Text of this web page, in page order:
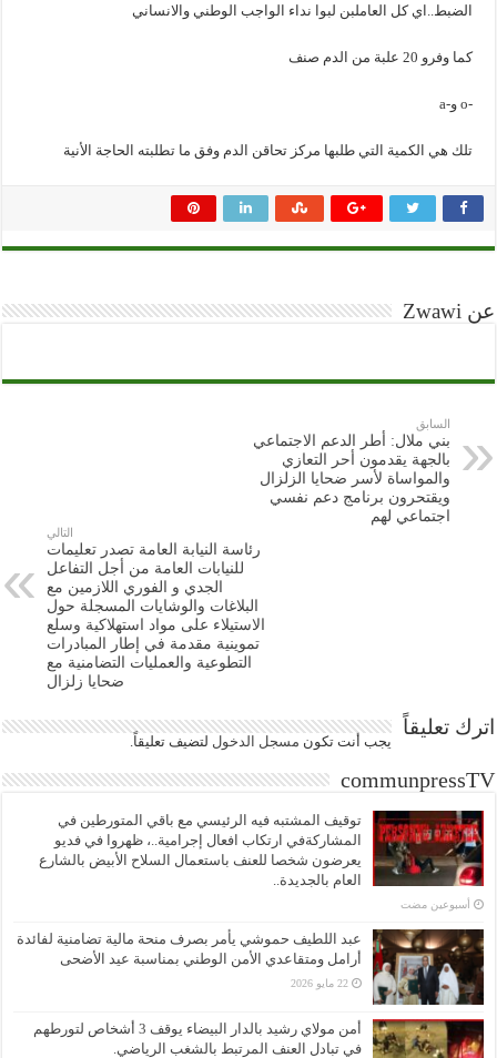
الضبط..اي كل العاملبن لبوا نداء الواجب الوطني والانساني
كما وفرو 20 علبة من الدم صنف
-o و-a
تلك هي الكمية التي طلبها مركز تحاقن الدم وفق ما تطلبته الحاجة الأنية
عن Zwawi
السابق
بني ملال: أطر الدعم الاجتماعي
بالجهة يقدمون أحر التعازي
والمواساة لأسر ضحايا الزلزال
ويقتحرون برنامج دعم نفسي
اجتماعي لهم
التالي
رئاسة النيابة العامة تصدر تعليمات
للنيابات العامة من أجل التفاعل
الجدي و الفوري اللازمين مع
البلاغات والوشايات المسجلة حول
الاستيلاء على مواد استهلاكية وسلع
تموينية مقدمة في إطار المبادرات
التطوعية والعمليات التضامنية مع
ضحايا زلزال
اترك تعليقاً
يجب أنت تكون مسجل الدخول لتضيف تعليقاً.
communpressTV
توقيف المشتبه فيه الرئيسي مع باقي المتورطين في
المشاركةفي ارتكاب افعال إجرامية..، ظهروا في فديو
يعرضون شخصا للعنف باستعمال السلاح الأبيض بالشارع
العام بالجديدة..
‏أسبوعين مضت
عبد اللطيف حموشي يأمر بصرف منحة مالية تضامنية لفائدة
أرامل ومتقاعدي الأمن الوطني بمناسبة عيد الأضحى
22 مايو 2026
أمن مولاي رشيد بالدار البيضاء يوقف 3 أشخاص لتورطهم
في تبادل العنف المرتبط بالشغب الرياضي.